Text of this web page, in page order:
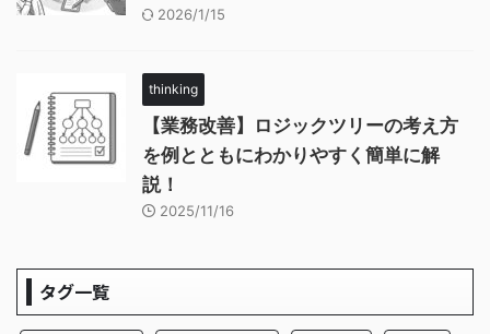
2026/1/15
thinking
【業務改善】ロジックツリーの考え方
を例とともにわかりやすく簡単に解
説！
2025/11/16
タグ一覧